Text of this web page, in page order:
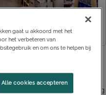
de producten nog niet
zijn eerste Nederlandse
natuurlijk snel verandering
gaat u akkoord met het
het verbeteren van
en om ons te helpen bij
Alle cookies accepteren